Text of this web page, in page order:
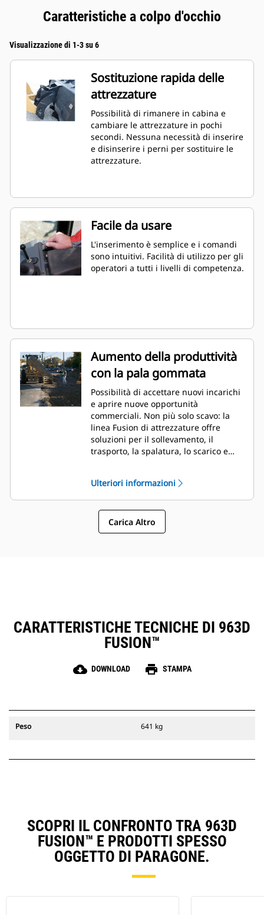
Caratteristiche a colpo d'occhio
Visualizzazione di 1-3 su 6
Sostituzione rapida delle
attrezzature
Possibilità di rimanere in cabina e
cambiare le attrezzature in pochi
secondi. Nessuna necessità di inserire
e disinserire i perni per sostituire le
attrezzature.
Facile da usare
L'inserimento è semplice e i comandi
sono intuitivi. Facilità di utilizzo per gli
operatori a tutti i livelli di competenza.
Aumento della produttività
con la pala gommata
Possibilità di accettare nuovi incarichi
e aprire nuove opportunità
commerciali. Non più solo scavo: la
linea Fusion di attrezzature offre
soluzioni per il sollevamento, il
trasporto, la spalatura, lo scarico e
Ulteriori informazioni
Carica Altro
CARATTERISTICHE TECNICHE DI 963D
FUSION™
cloud_download DOWNLOAD print STAMPA
Peso 641 kg
SCOPRI IL CONFRONTO TRA 963D
FUSION™ E PRODOTTI SPESSO
OGGETTO DI PARAGONE.